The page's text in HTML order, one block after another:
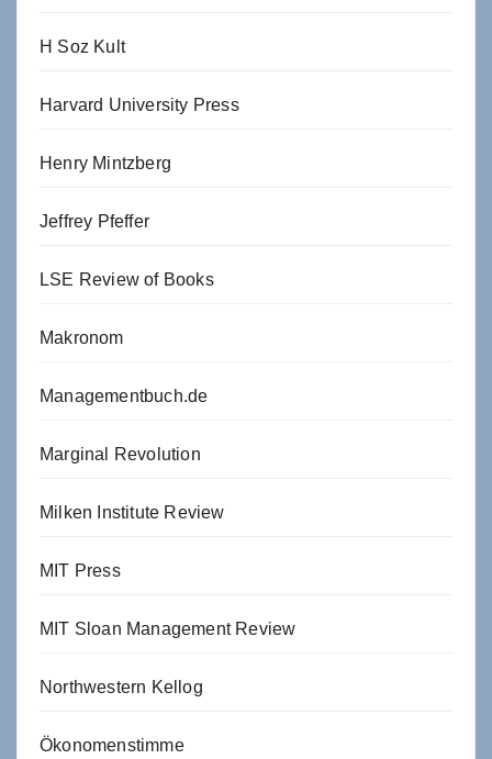
H Soz Kult
Harvard University Press
Henry Mintzberg
Jeffrey Pfeffer
LSE Review of Books
Makronom
Managementbuch.de
Marginal Revolution
Milken Institute Review
MIT Press
MIT Sloan Management Review
Northwestern Kellog
Ökonomenstimme